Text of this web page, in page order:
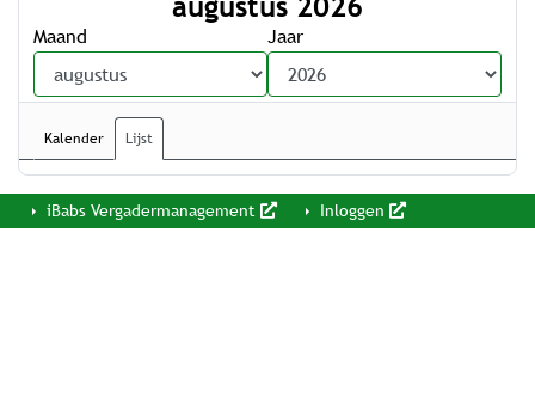
Maand Jaar
Kalender Lijst
iBabs Vergadermanagement Inloggen